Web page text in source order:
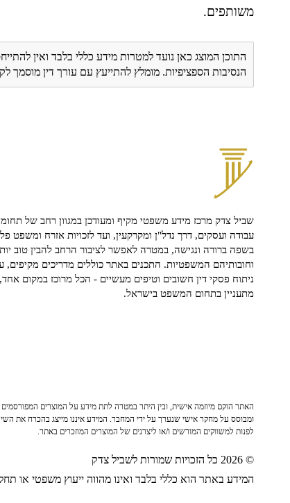
משותפים.
התוכן המוצג כאן נועד למטרות מידע כללי בלבד ואין
הנסיבות הספציפיות. מומלץ להתייעץ עם עורך דין
שביל צדק מרכז מידע משפטי מקיף ומעודכן במגוון רחב של
עבודה ועסקים, דרך נדל"ן ומקרקעין, ועד לזכויות אזרח ומשפט
בשפה ברורה ונגישה, במטרה לאפשר לציבור הרחב להבין טוב
וחובותיהם המשפטיות. התכנים באתר כוללים מדריכים מקיפים,
ניתוח פסקי דין חשובים וטיפים מעשיים - הכל מרוכז במקום אחד,
מתעניין בתחום המשפט בישראל.
האתר הוקם מיוזמה אישית, ובין היתר במטרה לתת מידע על המוצרים המפורסמים
ומבוסס על מחקר אישי שנערך על ידי המחבר. המידע איננו מייצג בהכרח את
לפנות למשווקים המורשים ו/או ליצרנים של המוצרים המוזכרים באתר.
© 2026 כל הזכויות שמורות לשביל צדק
המידע באתר הוא כללי בלבד ואינו מהווה ייעוץ משפטי או